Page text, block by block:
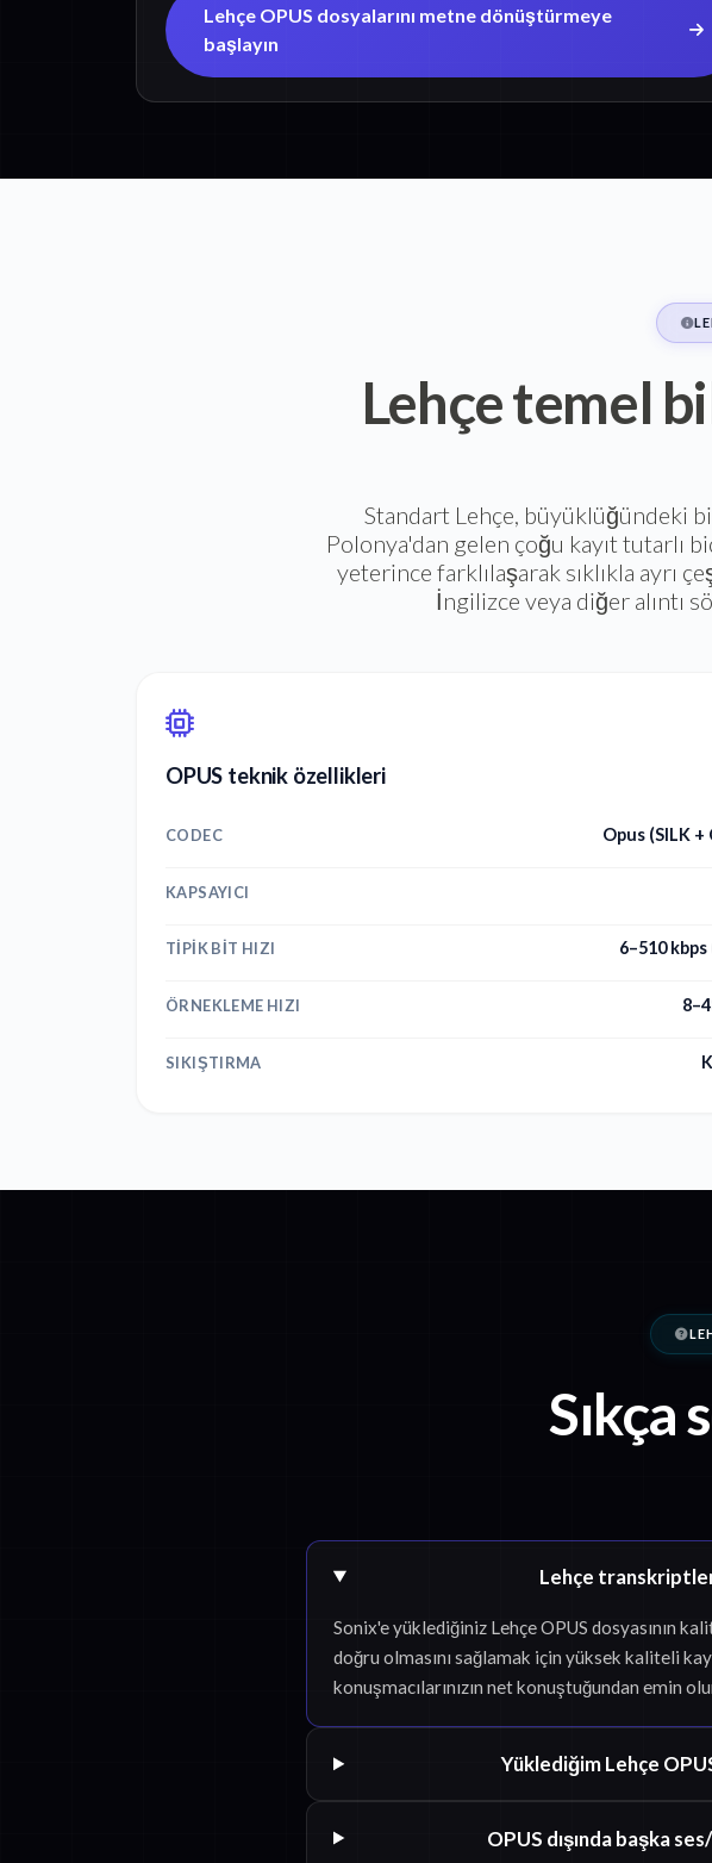
Lehçe OPUS dosyalarını metne dönüştürmeye
başlayın
Lehçe temel
Standart Lehçe, büyüklüğündeki
Polonya'dan gelen çoğu kayıt tutarlı
yeterince farklılaşarak sıklıkla ayrı
İngilizce veya diğer alıntı
OPUS teknik özellikleri
CODEC Opus (SILK +
KAPSAYICI
TIPIK BIT HIZI 6–510 kbps
ÖRNEKLEME HIZI
SIKIŞTIRMA
Sıkça
Lehçe
Sonix'e yüklediğiniz Lehçe OPUS dosyasının
doğru olmasını sağlamak için yüksek kaliteli
konuşmacılarınızın net konuştuğundan emin
Yüklediğim Lehçe
OPUS dışında başka